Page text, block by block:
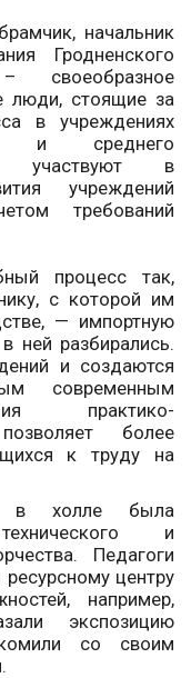
начальник
Гродненского
своеобразное
люди, стоящие за
в учреждениях
и среднего
участвуют в
учреждений
требований
процесс так,
с которой им
— импортную
ней разбирались.
и создаются
современным
практико-
более
к труду на
в холле была
и
Педагоги
центру
например,
экспозицию
со своим